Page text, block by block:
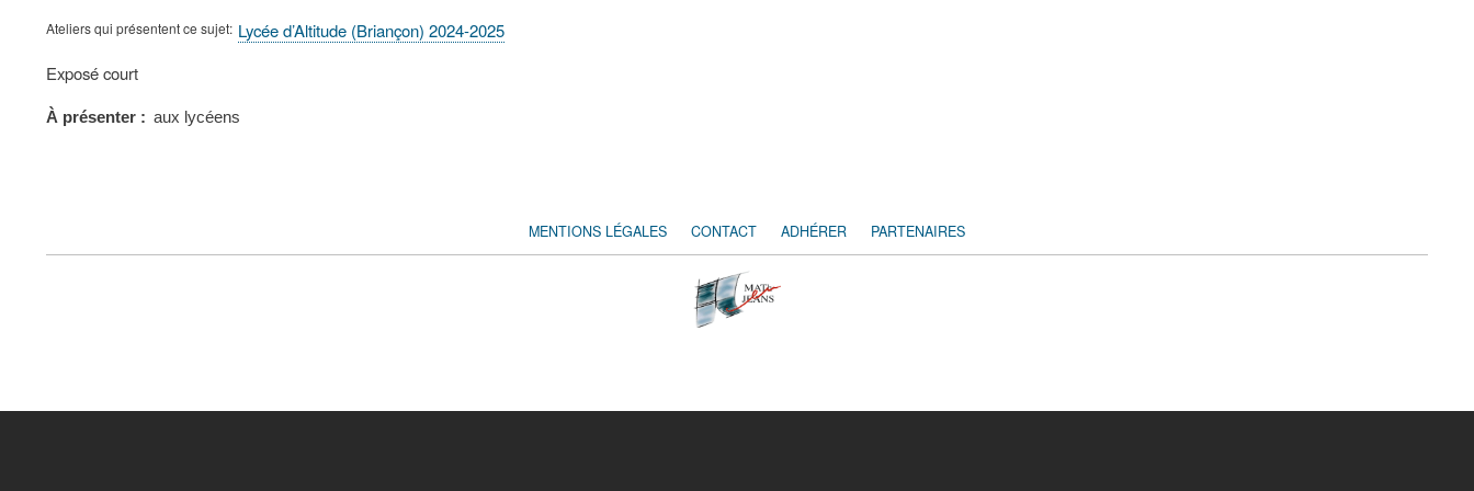
Ateliers qui présentent ce sujet Lycée d’Altitude (Briançon) 2024-2025
Type
présentation
Exposé court
À présenter aux lycéens
FOOTER
MENTIONS LÉGALES CONTACT ADHÉRER PARTENAIRES